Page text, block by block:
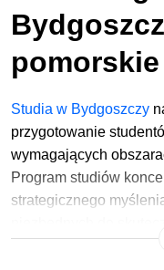
pomorskie
Studia w Bydgoszczy
przygotowanie
wymagających
Program studiów
strategicznego
cyfrowym środowisku